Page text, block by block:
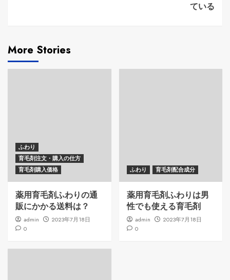
ている
More Stories
ふわり
育毛剤注文・購入の仕方
育毛剤購入価格
薬用育毛剤ふわりの通
販にかかる送料は？
admin
2023年7月18日
0
ふわり 育毛剤配合成分
薬用育毛剤ふわりは男
性でも使える育毛剤
admin
2023年7月18日
0